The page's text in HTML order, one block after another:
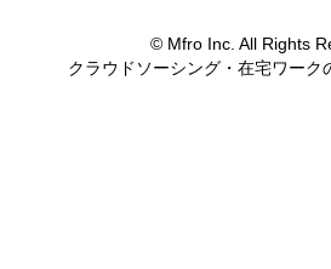
© Mfro Inc. All Rights
クラウドソーシング・在宅ワーク